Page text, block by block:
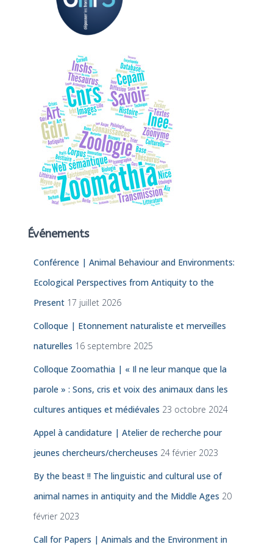
Événements
Conférence | Animal Behaviour and Environments:
Ecological Perspectives from Antiquity to the
Present 17 juillet 2026
Colloque | Etonnement naturaliste et merveilles
naturelles 16 septembre 2025
Colloque Zoomathia | « Il ne leur manque que la
parole » : Sons, cris et voix des animaux dans les
cultures antiques et médiévales 23 octobre 2024
Appel à candidature | Atelier de recherche pour
jeunes chercheurs/chercheuses 24 février 2023
By the beast !! The linguistic and cultural use of
animal names in antiquity and the Middle Ages 20
février 2023
Call for Papers | Animals and the Environment in